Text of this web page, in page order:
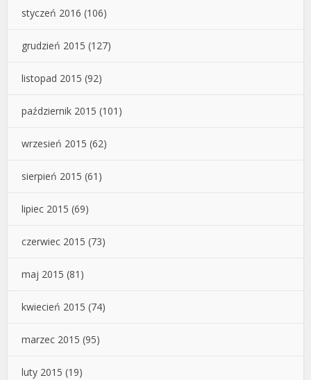
styczeń 2016 (106)
grudzień 2015 (127)
listopad 2015 (92)
październik 2015 (101)
wrzesień 2015 (62)
sierpień 2015 (61)
lipiec 2015 (69)
czerwiec 2015 (73)
maj 2015 (81)
kwiecień 2015 (74)
marzec 2015 (95)
luty 2015 (19)